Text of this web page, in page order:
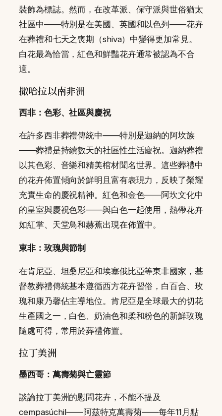
裝飾為標誌。然而，在改革派、保守派與世俗猶太
社區中——特別是在美國、英國和以色列——花卉
在葬禮和七天之喪期（shiva）中變得更加常見。
白花最為恰當，紅色和鮮豔花卉通常被認為不合
適。
撒哈拉以南非洲
西非：色彩、社區與慶祝
在許多西非葬禮傳統中——特別是迦納的阿坎族
——葬禮是持續數天的社區性生活慶祝。迦納葬禮
以其色彩、音樂和精美棺材聞名世界。這些葬禮中
的花卉佈置傾向於鮮明且富有表現力，反映了榮耀
充實生命的慶祝精神。紅色和金色——阿坎文化中
的皇室與慶祝色彩——與白色一起使用，熱帶花卉
如紅掌、天堂鳥和赫蕉出現在佈置中。
東非：玫瑰與節制
在肯尼亞、坦桑尼亞和埃塞俄比亞等東非國家，基
督教葬禮傳統基本遵循西方花卉習俗，白百合、玫
瑰和康乃馨佔主導地位。肯尼亞是全球最大的切花
生產國之一，白色、奶油色和柔和粉色的新鮮玫瑰
隨處可得，常用於葬禮佈置。
拉丁美洲
墨西哥：萬壽菊與亡靈節
談論拉丁美洲的慰問花卉，不能不提及
cempasúchil——阿茲特克萬壽菊——每年11月點